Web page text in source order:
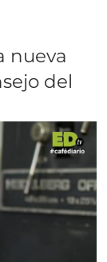
nueva
del